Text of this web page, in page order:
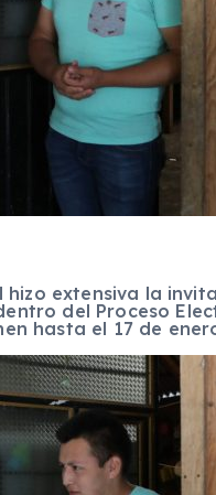
extensiva la
del Proceso
hasta el 17 de